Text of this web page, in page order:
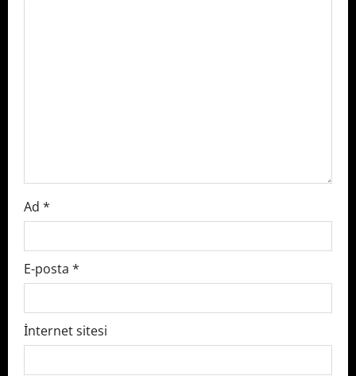
Ad *
E-posta *
İnternet sitesi